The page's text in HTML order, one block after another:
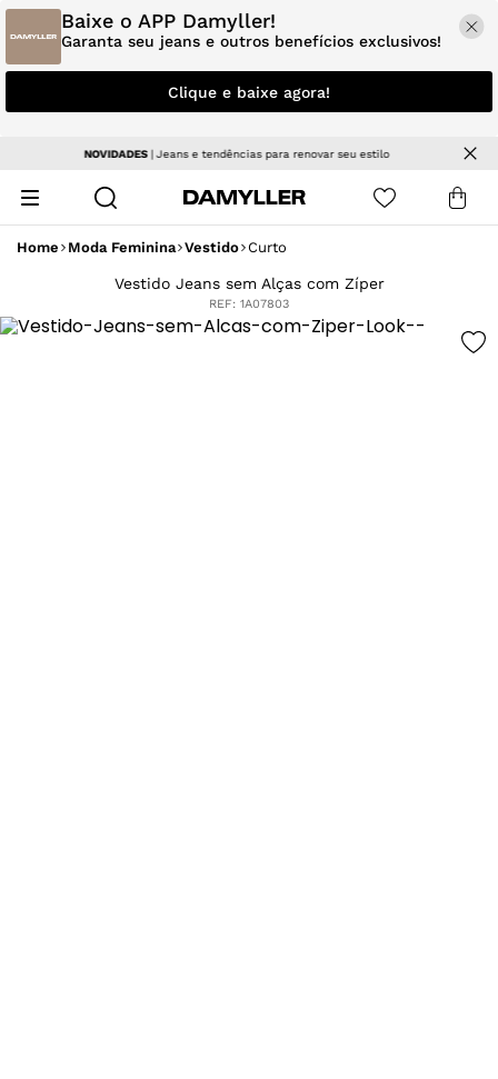
Baixe o APP Damyller!
Garanta seu jeans e outros benefícios exclusivos!
Clique e baixe agora!
Parcele em até 5x sem juros
Home Moda Feminina Vestido Curto
Vestido Jeans sem Alças com Zíper
REF: 1A07803